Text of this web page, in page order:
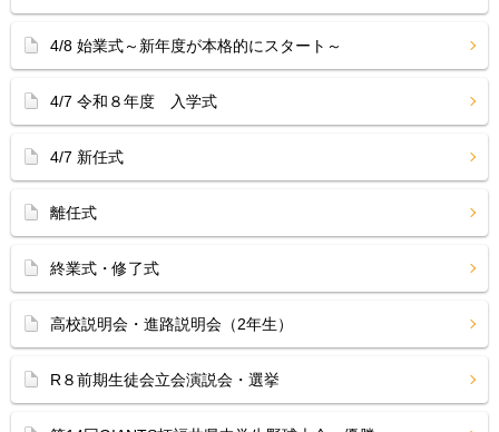
4/8 始業式～新年度が本格的にスタート～
4/7 令和８年度 入学式
4/7 新任式
離任式
終業式・修了式
高校説明会・進路説明会（2年生）
R８前期生徒会立会演説会・選挙